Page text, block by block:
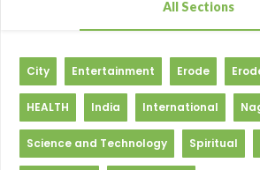
All Sections
City Entertainment Erode
HEALTH India International
Science and Technology Spiritual